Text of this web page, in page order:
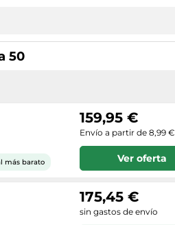
50
más barato
159,95 €
Envío a partir de 8,99 €
Ver oferta
175,45 €
sin gastos de envío